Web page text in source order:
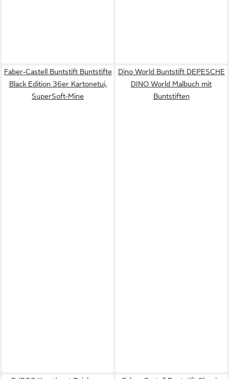
Faber-Castell Buntstift Buntstifte
Black Edition 36er Kartonetui,
SuperSoft-Mine
Dino World Buntstift DEPESCHE
DINO World Malbuch mit
Buntstiften